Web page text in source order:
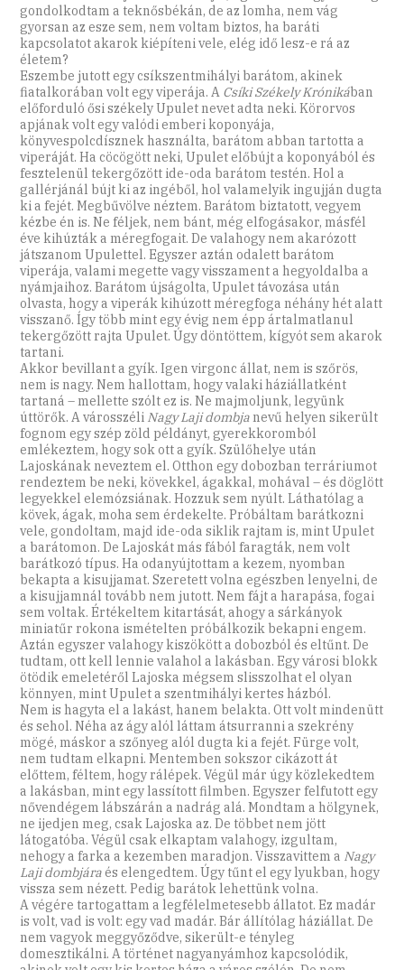
gondolkodtam a teknősbékán, de az lomha, nem vág
gyorsan az esze sem, nem voltam biztos, ha baráti
kapcsolatot akarok kiépíteni vele, elég idő lesz-e rá az
életem?
Eszembe jutott egy csíkszentmihályi barátom, akinek
fiatalkorában volt egy viperája. A Csíki Székely Krónikában
előforduló ősi székely Upulet nevet adta neki. Körorvos
apjának volt egy valódi emberi koponyája,
könyvespolcdísznek használta, barátom abban tartotta a
viperáját. Ha cöcögött neki, Upulet előbújt a koponyából és
fesztelenül tekergőzött ide-oda barátom testén. Hol a
gallérjánál bújt ki az ingéből, hol valamelyik ingujján dugta
ki a fejét. Megbűvölve néztem. Barátom biztatott, vegyem
kézbe én is. Ne féljek, nem bánt, még elfogásakor, másfél
éve kihúzták a méregfogait. De valahogy nem akarózott
játszanom Upulettel. Egyszer aztán odalett barátom
viperája, valami megette vagy visszament a hegyoldalba a
nyámjaihoz. Barátom újságolta, Upulet távozása után
olvasta, hogy a viperák kihúzott méregfoga néhány hét alatt
visszanő. Így több mint egy évig nem épp ártalmatlanul
tekergőzött rajta Upulet. Úgy döntöttem, kígyót sem akarok
tartani.
Akkor bevillant a gyík. Igen virgonc állat, nem is szőrös,
nem is nagy. Nem hallottam, hogy valaki háziállatként
tartaná – mellette szólt ez is. Ne majmoljunk, legyünk
úttörők. A városszéli Nagy Laji dombjanevű helyen sikerült
fognom egy szép zöld példányt, gyerekkoromból
emlékeztem, hogy sok ott a gyík. Szülőhelye után
Lajoskának neveztem el. Otthon egy dobozban terráriumot
rendeztem be neki, kövekkel, ágakkal, mohával – és döglött
legyekkel elemózsiának. Hozzuk sem nyúlt. Láthatólag a
kövek, ágak, moha sem érdekelte. Próbáltam barátkozni
vele, gondoltam, majd ide-oda siklik rajtam is, mint Upulet
a barátomon. De Lajoskát más fából faragták, nem volt
barátkozó típus. Ha odanyújtottam a kezem, nyomban
bekapta a kisujjamat. Szeretett volna egészben lenyelni, de
a kisujjamnál tovább nem jutott. Nem fájt a harapása, fogai
sem voltak. Értékeltem kitartását, ahogy a sárkányok
miniatűr rokona ismételten próbálkozik bekapni engem.
Aztán egyszer valahogy kiszökött a dobozból és eltűnt. De
tudtam, ott kell lennie valahol a lakásban. Egy városi blokk
ötödik emeletéről Lajoska mégsem slisszolhat el olyan
könnyen, mint Upulet a szentmihályi kertes házból.
Nem is hagyta el a lakást, hanem belakta. Ott volt mindenütt
és sehol. Néha az ágy alól láttam átsurranni a szekrény
mögé, máskor a szőnyeg alól dugta ki a fejét. Fürge volt,
nem tudtam elkapni. Mentemben sokszor cikázott át
előttem, féltem, hogy rálépek. Végül már úgy közlekedtem
a lakásban, mint egy lassított filmben. Egyszer felfutott egy
nővendégem lábszárán a nadrág alá. Mondtam a hölgynek,
ne ijedjen meg, csak Lajoska az. De többet nem jött
látogatóba. Végül csak elkaptam valahogy, izgultam,
nehogy a farka a kezemben maradjon. Visszavittem a Nagy
Laji dombjára és elengedtem. Úgy tűnt el egy lyukban, hogy
vissza sem nézett. Pedig barátok lehettünk volna.
A végére tartogattam a legfélelmetesebb állatot. Ez madár
is volt, vad is volt: egy vad madár. Bár állítólag háziállat. De
nem vagyok meggyőződve, sikerült-e tényleg
domesztikálni. A történet nagyanyámhoz kapcsolódik,